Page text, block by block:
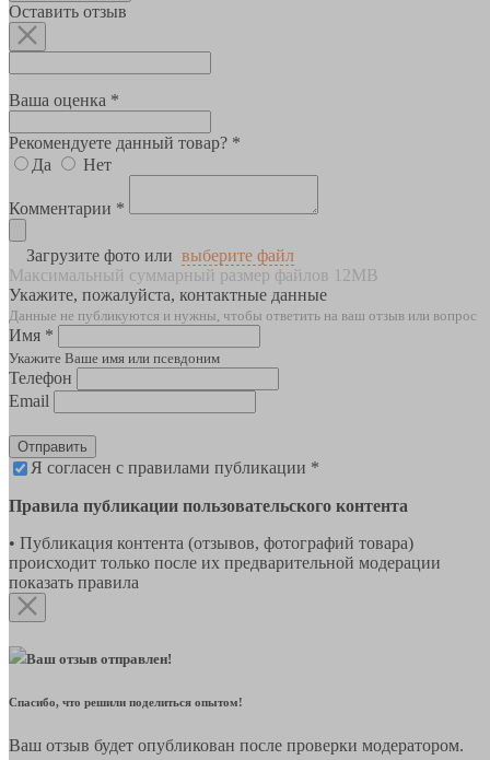
Оставить отзыв
Ваша оценка *
Рекомендуете данный товар? *
Да
Нет
Комментарии *
Загрузите фото или выберите файл
Максимальный суммарный размер файлов 12MB
Укажите, пожалуйста, контактные данные
Данные не публикуются и нужны, чтобы ответить на ваш отзыв или вопрос
Имя *
Укажите Ваше имя или псевдоним
Телефон
Email
Отправить
Я согласен с правилами публикации *
Правила публикации пользовательского контента
• Публикация контента (отзывов, фотографий товара)
происходит только после их предварительной модерации
показать правила
Ваш отзыв отправлен!
Спасибо, что решили поделиться опытом!
Ваш отзыв будет опубликован после проверки модератором.